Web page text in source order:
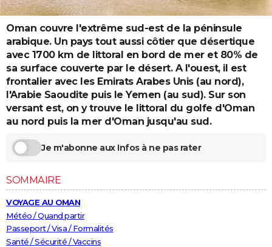
Destinations
City break
Voyage nature
Voyage de noces
Forum
Climat
+
PHOTO
GUIDES D'ACHAT
BONS PLANS
CARTE DE VOEUX
Carte de Noël
Carte Bonne année
Carte Saint-Valentin
Carte Pâques
Carte d'anniversaire
DICTIONNAIRE
PROGRAMME TV
S'inscrire
Se connecter
Lycées
Collèges
Primaires
Universités
Entreprises
Service militaire
Avis de recherche
AVIS DE DÉCÈS
FORUM
Bricolage
Lifestyle
Culture
Sport
Auto
Television
Voyage
Cinema
Oman couvre l'extrême sud-est de la péninsule
arabique. Un pays tout aussi côtier que désertique
avec 1700 km de littoral en bord de mer et 80% de
sa surface couverte par le désert. A l'ouest, il est
frontalier avec les Emirats Arabes Unis (au nord),
l'Arabie Saoudite puis le Yemen (au sud). Sur son
versant est, on y trouve le littoral du golfe d'Oman
au nord puis la mer d'Oman jusqu'au sud.
Je m'abonne aux Infos à ne pas rater
SOMMAIRE
VOYAGE AU OMAN
Météo / Quand partir
Passeport / Visa / Formalités
Santé / Sécurité / Vaccins